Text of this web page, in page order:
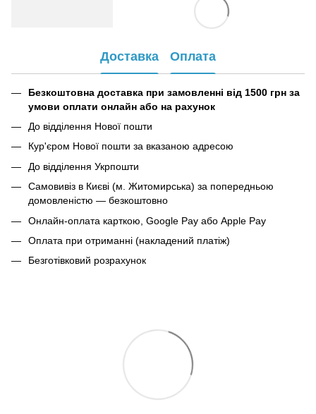
Доставка Оплата
Безкоштовна доставка при замовленні від 1500 грн за
умови оплати онлайн або на рахунок
До відділення Нової пошти
Кур'єром Нової пошти за вказаною адресою
До відділення Укрпошти
Самовивіз в Києві (м. Житомирська) за попередньою
домовленістю — безкоштовно
Онлайн-оплата карткою, Google Pay або Apple Pay
Оплата при отриманні (накладений платіж)
Безготівковий розрахунок